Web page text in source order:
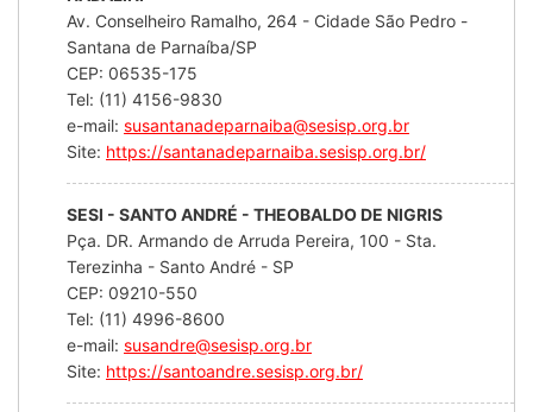
Av. Conselheiro Ramalho, 264 - Cidade São Pedro -
Santana de Parnaíba/SP
CEP: 06535-175
Tel: (11) 4156-9830
e-mail: susantanadeparnaiba@sesisp.org.br
Site: https://santanadeparnaiba.sesisp.org.br/
SESI - SANTO ANDRÉ - THEOBALDO DE NIGRIS
Pça. DR. Armando de Arruda Pereira, 100 - Sta.
Terezinha - Santo André - SP
CEP: 09210-550
Tel: (11) 4996-8600
e-mail: susandre@sesisp.org.br
Site: https://santoandre.sesisp.org.br/